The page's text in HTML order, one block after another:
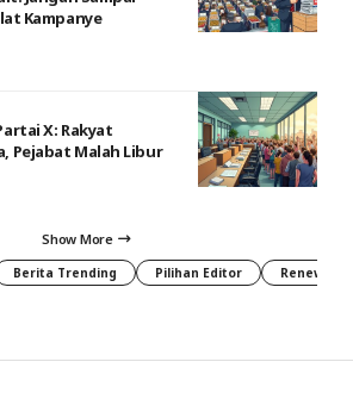
Kampanye
X: Rakyat
Pejabat Malah Libur
Show More
Berita Trending Pilihan Editor